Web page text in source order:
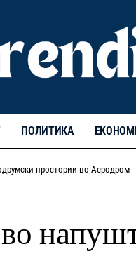
ПОЛИТИКА
простории во Аеродром